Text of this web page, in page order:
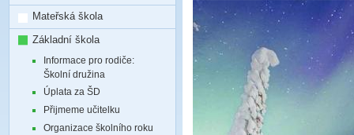
Mateřská škola
Základní škola
Informace pro rodiče:
Školní družina
Úplata za ŠD
Přijmeme učitelku
Organizace školního roku